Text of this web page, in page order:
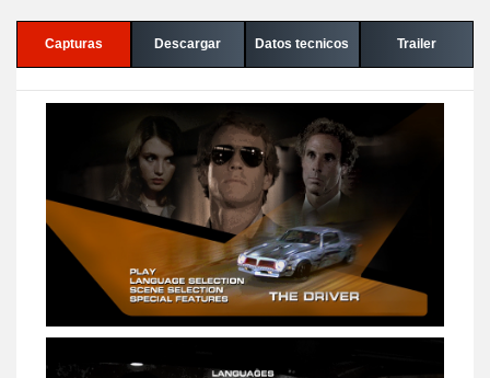
Capturas Descargar Datos tecnicos Trailer